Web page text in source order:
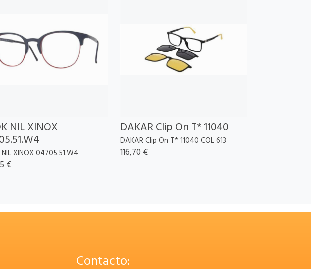
NIL XINOX
XINOX 04705.51.W4
€
DAKAR Clip On T* 11040
DAKAR Clip On T* 11040 COL 613
116,70 €
Contacto: